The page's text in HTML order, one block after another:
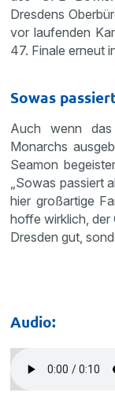
Dresdens
vor laufenden
47. Finale erneut
Sowas
Auch wenn
Monarchs
Seamon
„Sowas passiert
hier großartige
hoffe wirklich, der
Dresden gut,
Audio: